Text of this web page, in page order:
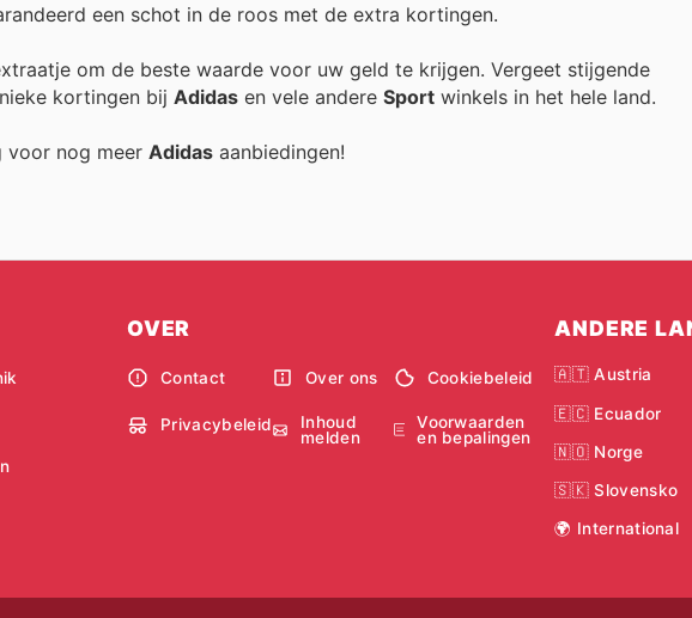
een schot in de roos met de extra kortingen.
om de beste waarde voor uw geld te krijgen. Vergeet stijgende
kortingen bij Adidas en vele andere Sport winkels in het hele land.
voor nog meer Adidas aanbiedingen!
OVER
Contact Over ons Cookiebeleid
Privacybeleid
Inhoud
melden
Voorwaarden
en bepalingen
ANDERE
🇦🇹 Austria
🇪🇨 Ecuador
🇳🇴 Norge
🇸🇰 Slovensko
🌍 International